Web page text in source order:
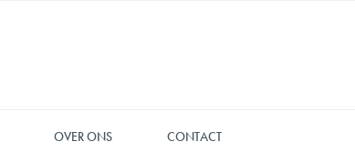
OVER ONS CONTACT